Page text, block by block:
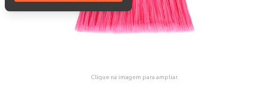
Clique na imagem para ampliar.